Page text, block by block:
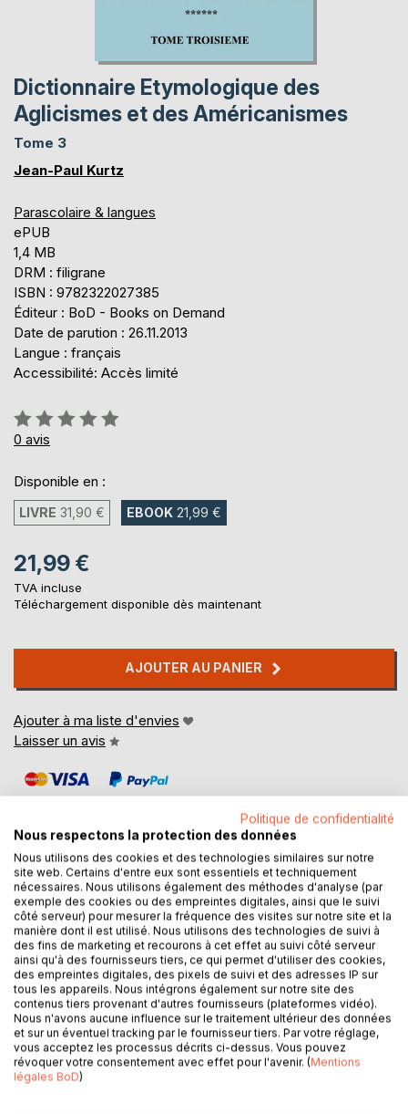
Dictionnaire Etymologique des
Aglicismes et des Américanismes
Tome 3
Jean-Paul Kurtz
Parascolaire & langues
ePUB
1,4 MB
DRM : filigrane
ISBN : 9782322027385
Éditeur : BoD - Books on Demand
Date de parution : 26.11.2013
Langue : français
Accessibilité: Accès limité
Évaluation:
0%
0 avis
Disponible en :
LIVRE 31,90 € EBOOK 21,99 €
21,99 €
TVA incluse
Téléchargement disponible dès maintenant
AJOUTER AU PANIER
Ajouter à ma liste d'envies
Laisser un avis
DESCRIPTION
En 1920 Monsieur Édouard Bonnafé a rédigé un Dictionnaire
Étymologique, Lexicologique et Historique des Anglicismes
et des Américanismes.
Monsieur Bonnafé souhaitait qu’un jour une personne
remette à jour son dictionnaire; j’ai donc décidé de relever
le défi. La tâche s’est avérée beaucoup plus ardue que je
ne l’imaginais, mais c’est maintenant chose faite.
Bien entendu, comme tout dictionnaire celui-ci devra
également à une certaine époque être remis à jour.
Politique de confidentialité
Nous respectons la protection des données
Nous utilisons des cookies et des technologies similaires sur notre
site web. Certains d'entre eux sont essentiels et techniquement
nécessaires. Nous utilisons également des méthodes d'analyse (par
exemple des cookies ou des empreintes digitales, ainsi que le suivi
côté serveur) pour mesurer la fréquence des visites sur notre site et la
manière dont il est utilisé. Nous utilisons des technologies de suivi à
des fins de marketing et recourons à cet effet au suivi côté serveur
ainsi qu'à des fournisseurs tiers, ce qui permet d'utiliser des cookies,
des empreintes digitales, des pixels de suivi et des adresses IP sur
tous les appareils. Nous intégrons également sur notre site des
contenus tiers provenant d'autres fournisseurs (plateformes vidéo).
Nous n'avons aucune influence sur le traitement ultérieur des données
et sur un éventuel tracking par le fournisseur tiers. Par votre réglage,
vous acceptez les processus décrits ci-dessus. Vous pouvez
révoquer votre consentement avec effet pour l'avenir. (Mentions
légales BoD)